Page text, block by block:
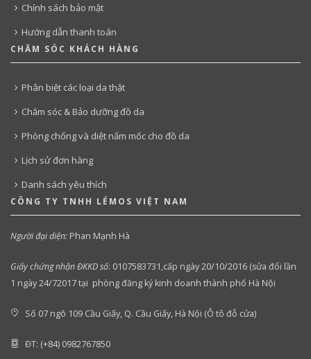
Chính sách bảo mật
Hướng dẫn thanh toán
CHĂM SÓC KHÁCH HÀNG
Phân biệt các loại da thật
Chăm sóc & Bảo dưỡng đồ da
Phòng chống và diệt nấm mốc cho đồ da
Lịch sử đơn hàng
Danh sách yêu thích
CÔNG TY TNHH LÉMOS VIỆT NAM
Người đại diện: Phan Mạnh Hà
Giấy chứng nhận ĐKKD số: 0107583731,cấp ngày 20/10/2016 (sửa đổi lần
1 ngày 24/72017 tại phòng đăng ký kinh doanh thành phố Hà Nội
Số 07 ngõ 109 Cầu Giấy, Q. Cầu Giấy, Hà Nội (Ô tô đỗ cửa)
ĐT: (+84) 0982767850